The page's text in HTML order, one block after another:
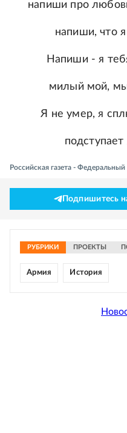
напиши про
напиши, что
Напиши - я
милый мой, мы
Я не умер, я
Российская газета -
Подпишитесь
РУБРИКИ ПРОЕКТЫ
Армия История